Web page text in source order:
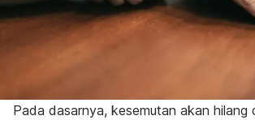
Pada dasarnya, kesemutan akan hilang